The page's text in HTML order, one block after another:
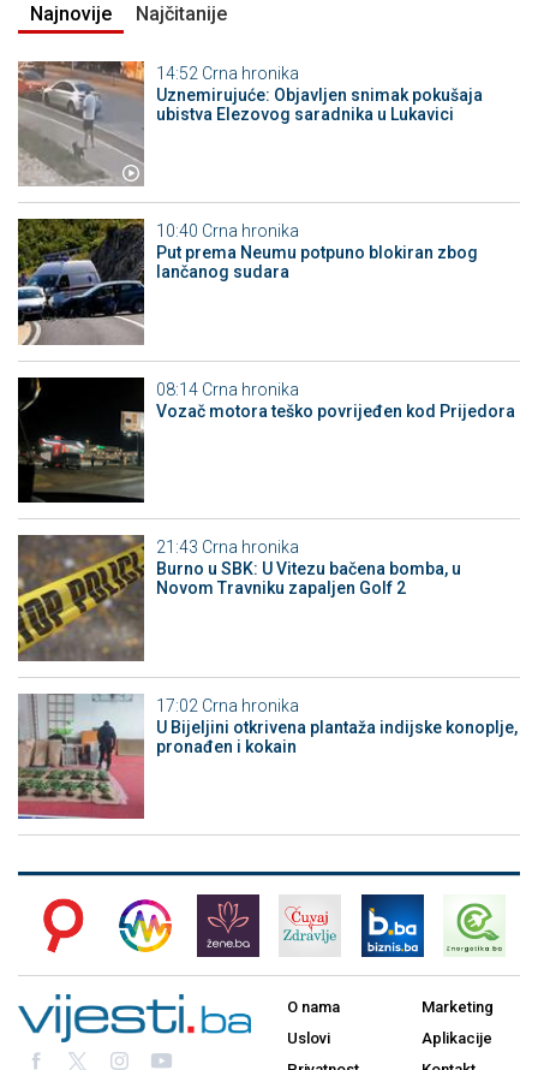
Najnovije Najčitanije
14:52 Crna hronika
Uznemirujuće: Objavljen snimak pokušaja
ubistva Elezovog saradnika u Lukavici
10:40 Crna hronika
Put prema Neumu potpuno blokiran zbog
lančanog sudara
08:14 Crna hronika
Vozač motora teško povrijeđen kod Prijedora
21:43 Crna hronika
Burno u SBK: U Vitezu bačena bomba, u
Novom Travniku zapaljen Golf 2
17:02 Crna hronika
​U Bijeljini otkrivena plantaža indijske konoplje,
pronađen i kokain
O nama
Uslovi
Marketing
Aplikacije